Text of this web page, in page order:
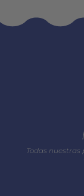
Todas